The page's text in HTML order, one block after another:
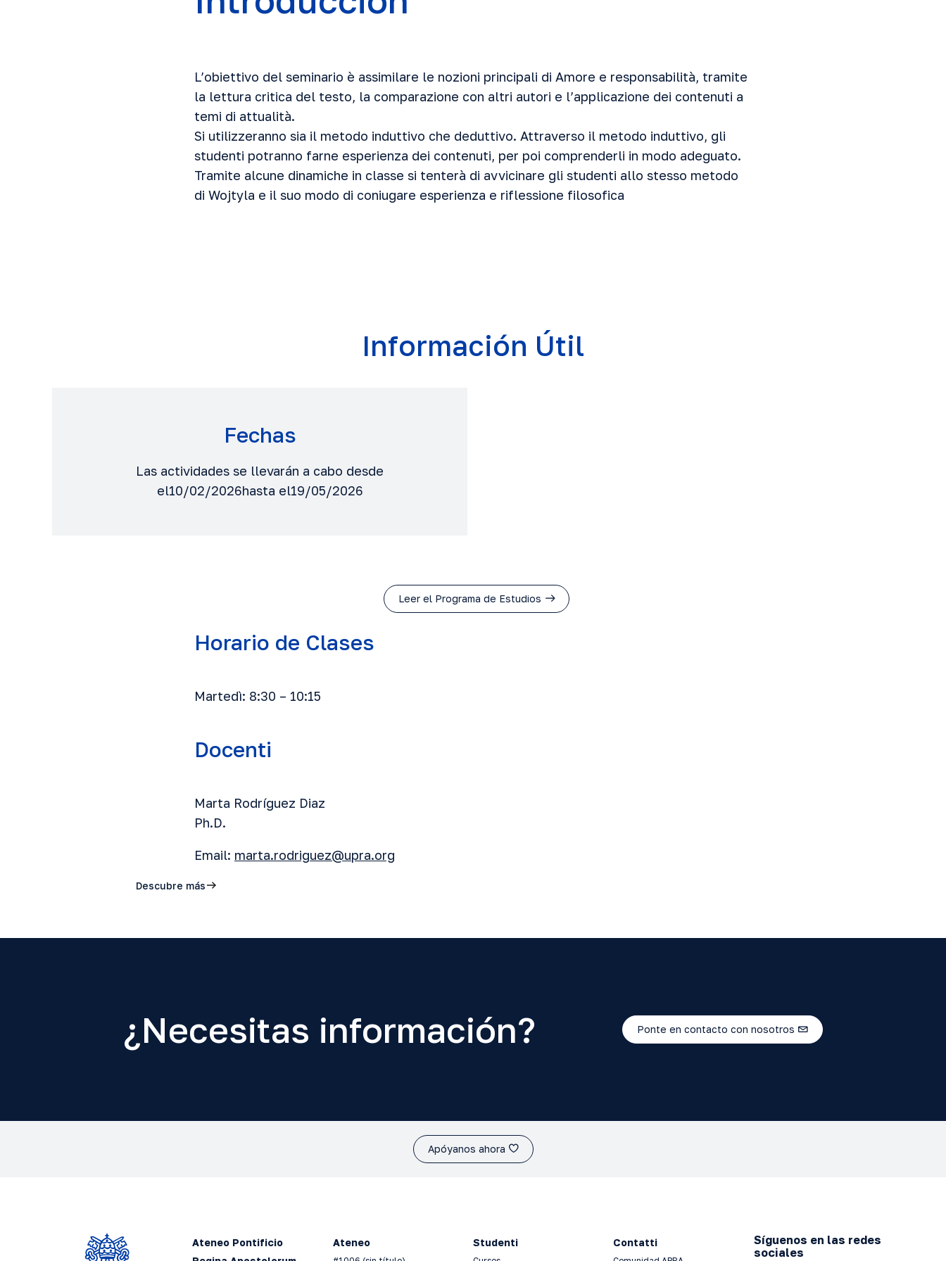
L’obiettivo del seminario è assimilare le nozioni principali di Amore e responsabilità, tramite
la lettura critica del testo, la comparazione con altri autori e l’applicazione dei contenuti a
temi di attualità.
Si utilizzeranno sia il metodo induttivo che deduttivo. Attraverso il metodo induttivo, gli
studenti potranno farne esperienza dei contenuti, per poi comprenderli in modo adeguato.
Tramite alcune dinamiche in classe si tenterà di avvicinare gli studenti allo stesso metodo
di Wojtyla e il suo modo di coniugare esperienza e riflessione filosofica
Información Útil
Fechas
Las actividades se llevarán a cabo desde
el10/02/2026hasta el19/05/2026
Leer el Programa de Estudios
Horario de Clases
Martedì: 8:30 – 10:15
Docenti
Marta Rodríguez Diaz
Ph.D.
Email: marta.rodriguez@upra.org
Descubre más
¿Necesitas información? Ponte en contacto con nosotros
Apóyanos ahora
Ateneo Pontificio
Ateneo Studenti Contatti
Síguenos en las redes
sociales